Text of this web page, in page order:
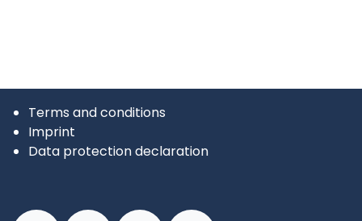
Terms and conditions
Imprint
Data protection declaration